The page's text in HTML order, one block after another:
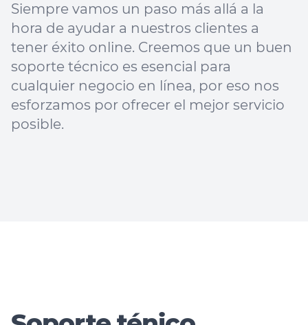
Siempre vamos un paso más allá a la
hora de ayudar a nuestros clientes a
tener éxito online. Creemos que un buen
soporte técnico es esencial para
cualquier negocio en línea, por eso nos
esforzamos por ofrecer el mejor servicio
posible.